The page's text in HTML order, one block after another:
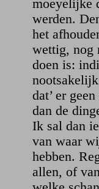
moeyelijke
werden.
het
wettig, nog
doen is:
dat’ er
dan de
Ik sal dan
van waar
hebben.
allen, of